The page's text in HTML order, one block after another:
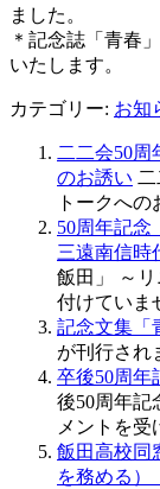
ました。
＊記念誌「青春
いたします。
カテゴリー: お知
二二会50
のお誘い
トークへの
50周年記
三遠南信時
飯田」 ～
付けていま
記念文集「
が刊行され
卒後50周年
後50周年記
メントを受
飯田高校同
を務める